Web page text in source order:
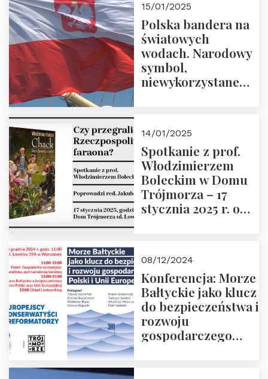
Prowadzi prof.
Zbigniew
Stawrowski
15/01/2025
Polska bandera na
światowych
wodach. Narodowy
symbol,
niewykorzystane
14/01/2025
Spotkanie z prof.
Włodzimierzem
Boleckim w Domu
Trójmorza – 17
stycznia 2025 r. o
08/12/2024
Konferencja: Morze
Bałtyckie jako klucz
do bezpieczeństwa i
rozwoju
gospodarczego